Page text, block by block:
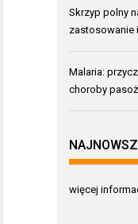
Skrzyp polny
zastosowanie
Malaria:
choroby
więcej